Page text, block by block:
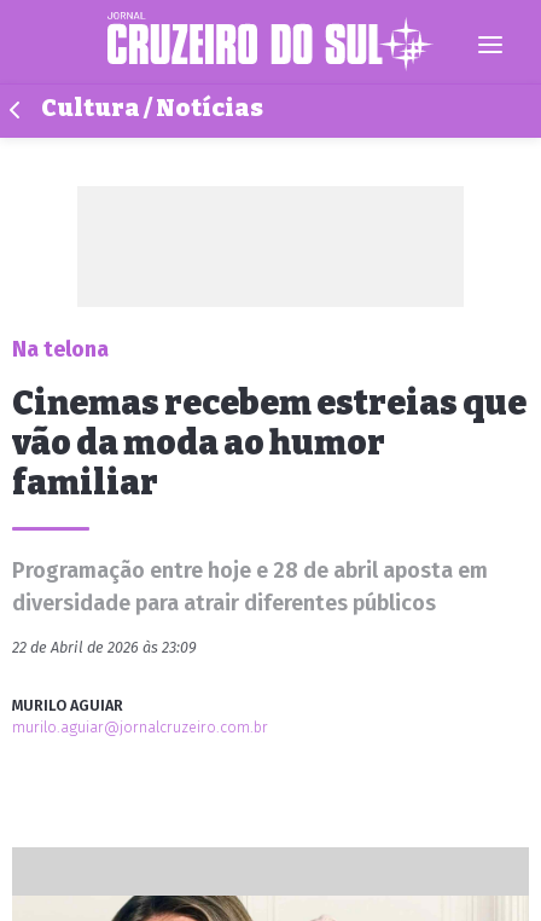
Cultura / Notícias
Na telona
Cinemas recebem estreias que
vão da moda ao humor
familiar
Programação entre hoje e 28 de abril aposta em
diversidade para atrair diferentes públicos
22 de Abril de 2026 às 23:09
MURILO AGUIAR
murilo.aguiar@jornalcruzeiro.com.br